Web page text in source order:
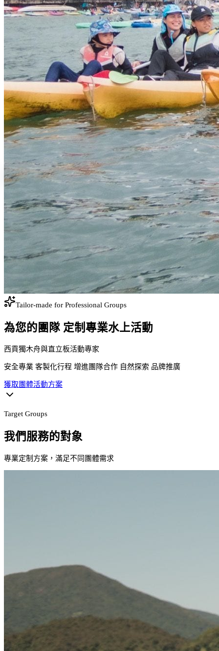
租借服務 水上活動 品牌商店
繁體中文
繁體中文
English 日本語
Tailor-made for Professional Groups
為您的團隊 定制專業水上活動
西貢獨木舟與直立板活動專家
安全專業 客製化行程 增進團隊合作 自然探索 品牌推廣
獲取團體活動方案
Target Groups
我們服務的對象
專業定制方案，滿足不同團體需求